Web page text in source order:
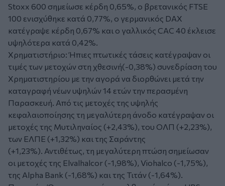
Stoxx 600 σημείωσε κέρδη 0,65%, ο βρετανικός FTSE
100 ενισχύθηκε κατά 0,77%, ο γερμανικός DAX
κατέγραψε κέρδη 0,67% και ο γαλλικός CAC 40 έκλεισε
υψηλότερα κατά 0,42%.
Χρηματιστήριο: Ήπιες πτωτικές τάσεις κατέγραψαν οι
τιμές των μετοχών στη χθεσινή(-0,38%) συνεδρίαση του
Χρηματιστηρίου με την αγορά να διορθώνει μετά την
καταγραφή νέων υψηλών 14 ετών την περασμένη
Παρασκευή. Από τις μετοχές της υψηλής
κεφαλαιοποίησης τη μεγαλύτερη άνοδο κατέγραψαν οι
μετοχές της Μυτιληναίος (+2,43%), του ΟΛΠ (+2,23%),
των ΕΛΠΕ (+1,32%) και της Σαράντης
(+1,23%). Αντιθέτως, τη μεγαλύτερη πτώση σημείωσαν
οι μετοχές της Elvalhalcor (-1,98%), Viohalco (-1,75%),
της Alpha Bank (-1,68%) και της Τιτάν (-1,64%).